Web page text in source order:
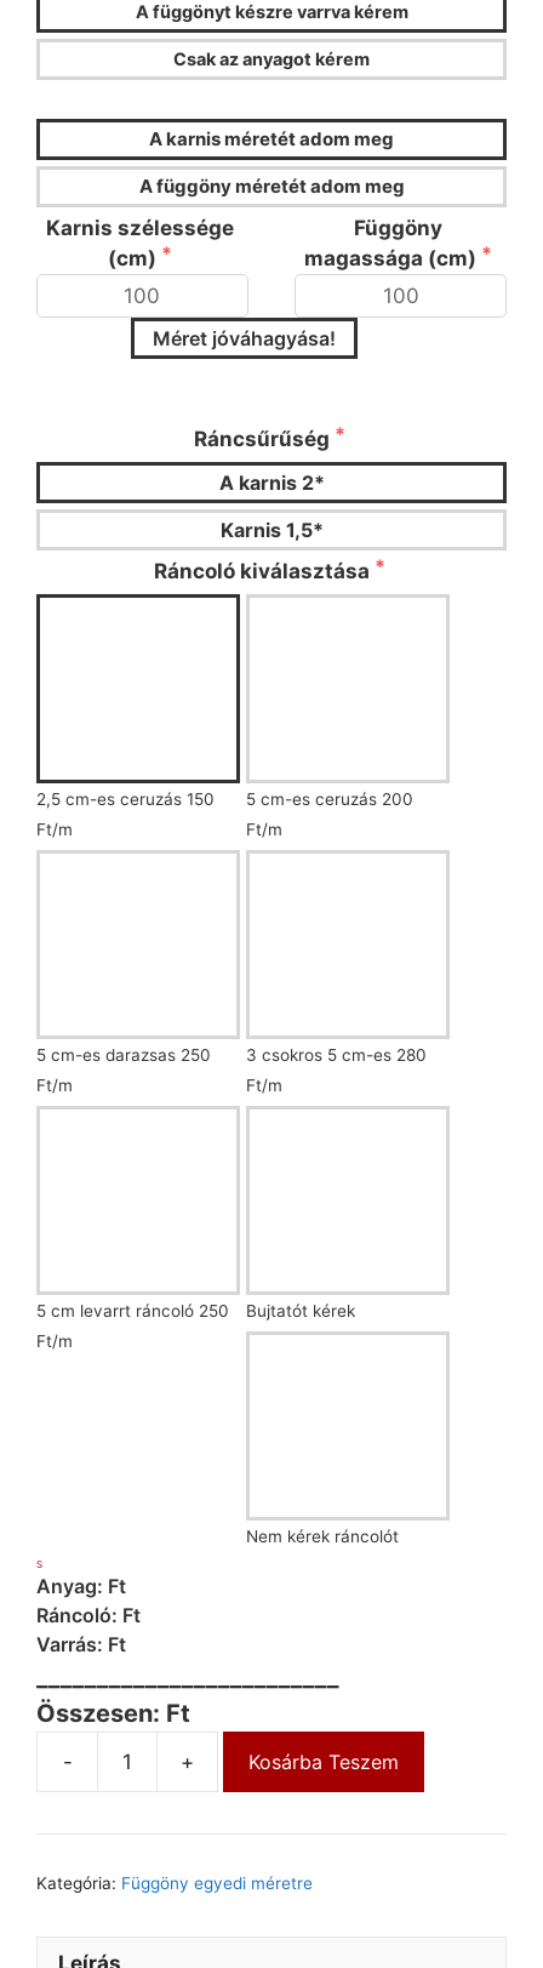
A függönyt készre varrva kérem
Csak az anyagot kérem
A karnis méretét adom meg
A függöny méretét adom meg
Karnis szélessége
(cm)
Függöny
magassága (cm)
Méret jóváhagyása!
Ráncsűrűség
A karnis 2*
Karnis 1,5*
Ráncoló kiválasztása
2,5 cm-es ceruzás 150
Ft/m
5 cm-es ceruzás 200
Ft/m
5 cm-es darazsas 250
Ft/m
3 csokros 5 cm-es 280
Ft/m
5 cm levarrt ráncoló 250
Ft/m
Bujtatót kérek
Nem kérek ráncolót
S
Anyag: Ft
Ráncoló: Ft
Varrás: Ft
Összesen: Ft
- + Kosárba Teszem
Kategória: Függöny egyedi méretre
Leírás